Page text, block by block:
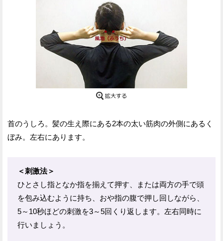
首のうしろ。髪の生え際にある2本の太い筋肉の外側にあるく
ぼみ。左右にあります。
＜刺激法＞
ひとさし指となか指を揃えて押す、または両方の手で頭
を包み込むように持ち、おや指の腹で押し回しながら、
5～10秒ほどの刺激を3～5回くり返します。左右同時に
行いましょう。